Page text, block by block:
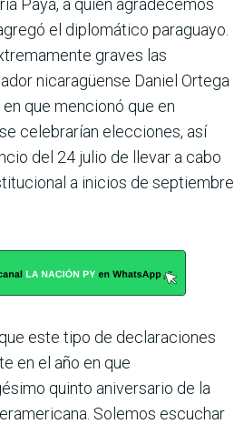
Payá, a quien agradecemos
el diplomático paraguayo.
graves las
nicaragüense Daniel Ortega
que mencionó que en
celebrarían elecciones, así
del 24 julio de llevar a cabo
a inicios de septiembre
este tipo de declaraciones
en el año en que
quinto aniversario de la
Solemos escuchar